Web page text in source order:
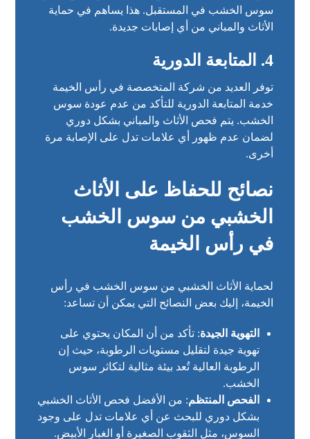
سوس الخشب في المستقبل. هذا يساهم في حماية
الأثاث والمباني من أي إصابات جديدة.
4. المتابعة الدورية
توفر العديد من شركة المتخصصة في رأس الخيمة
خدمة المتابعة الدورية للتأكد من عدم عودة سوس
الخشب. يتم فحص الأثاث والمباني بشكل دوري
لضمان عدم ظهور أي علامات تدل على الإصابة مرة
أخرى.
نصائح للحفاظ على الأثاث
الخشبي من سوس الخشب
في رأس الخيمة
لحماية الأثاث الخشبي من سوس الخشب في رأس
الخيمة، إليك بعض النصائح التي يمكن أن تساعد:
التهوية الجيدة: تأكد من أن المكان يحتوي على
تهوية جيدة لتقليل مستويات الرطوبة، حيث إن
الرطوبة العالية تُعد بيئة مثالية لتكاثر سوس
الخشب.
الفحص المنتظم: من الأفضل فحص الأثاث الخشبي
بشكل دوري للبحث عن أي علامات تدل على وجود
السوس، مثل الثقوب الصغيرة أو الغبار الأبيض.